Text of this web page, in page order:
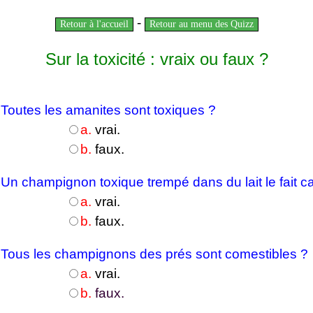
Retour à l'accueil - Retour au menu des Quizz
Sur la toxicité : vraix ou faux ?
Toutes les amanites sont toxiques ?
a. vrai.
b. faux.
Un champignon toxique trempé dans du lait le fait
a. vrai.
b. faux.
Tous les champignons des prés sont comestibles ?
a. vrai.
b. faux.